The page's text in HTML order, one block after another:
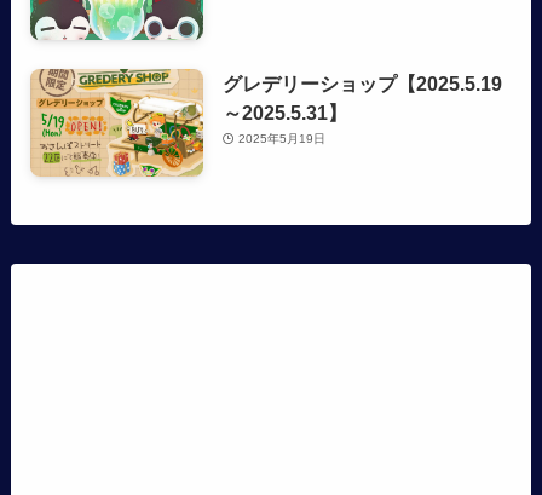
グレデリーショップ【2025.5.19
～2025.5.31】
2025年5月19日